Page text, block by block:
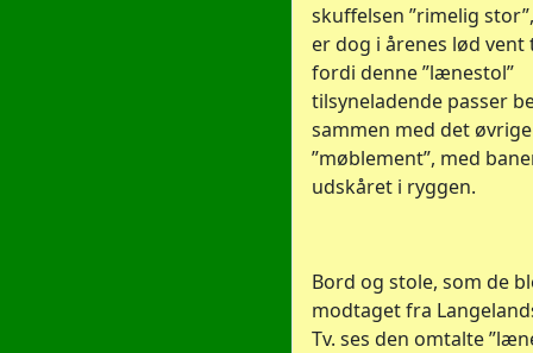
skuffelsen ”rimelig
er dog i årenes lød
fordi denne ”lænestol”
tilsyneladende passer
sammen med det øvrige
”møblement”, med
udskåret i ryggen.
Bord og stole, som de
modtaget fra
Tv. ses den omtalte